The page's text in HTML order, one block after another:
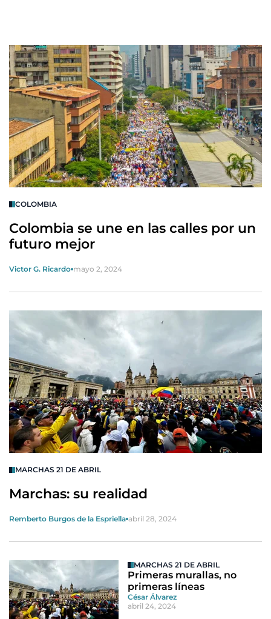
COLOMBIA
Colombia se une en las calles por un
futuro mejor
Victor G. Ricardo mayo 2, 2024
MARCHAS 21 DE ABRIL
Marchas: su realidad
Remberto Burgos de la Espriella abril 28, 2024
MARCHAS 21 DE ABRIL
Primeras murallas, no
primeras líneas
César Álvarez
abril 24, 2024